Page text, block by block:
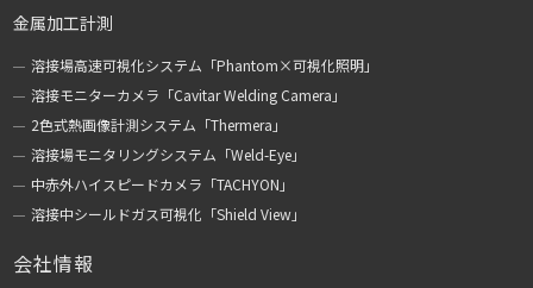
金属加工計測
溶接場高速可視化システム「Phantom×可視化照明」
溶接モニターカメラ「Cavitar Welding Camera」
2色式熱画像計測システム「Thermera」
溶接場モニタリングシステム「Weld-Eye」
中赤外ハイスピードカメラ「TACHYON」
溶接中シールドガス可視化「Shield View」
会社情報